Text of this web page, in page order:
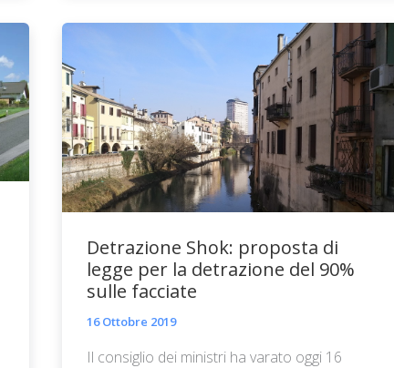
Detrazione Shok: proposta di
legge per la detrazione del 90%
sulle facciate
16 Ottobre 2019
Il consiglio dei ministri ha varato oggi 16